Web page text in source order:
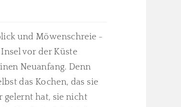
und Möwenschreie -
vor der Küste
Neuanfang. Denn
das Kochen, das sie
gelernt hat, sie nicht